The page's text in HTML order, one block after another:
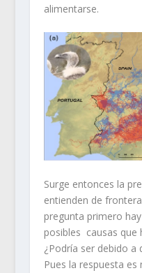
alimentarse.
Surge entonces la
entienden de
pregunta primero
posibles causas que
¿Podría ser debido a
Pues la respuesta